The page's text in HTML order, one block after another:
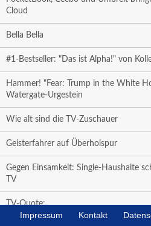
Cloud
Bella Bella
#1-Bestseller: "Das ist Alpha!" von
Hammer! "Fear: Trump in the White
Watergate-Urgestein
Wie alt sind die TV-Zuschauer
Geisterfahrer auf Überholspur
Gegen Einsamkeit: Single-Haushalte
TV
TV-Quote:
Impressum Kontakt